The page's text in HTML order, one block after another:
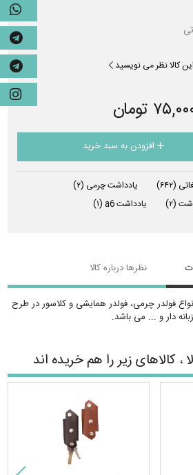
کالا نظر می نویسید
تومان
افزودن به سبد خرید
(۶۴۲) یادداشت چرمی (۲)
(۲) یادداشت a6 (۱)
نظرها درباره کالا
فولدر چرمی، فولدر همایشی و کلاسور در طرح
دار و ... می باشد.
، کالاهای زیر را هم خریده اند